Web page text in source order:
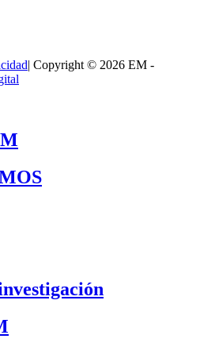
| Copyright © 2026 EM -